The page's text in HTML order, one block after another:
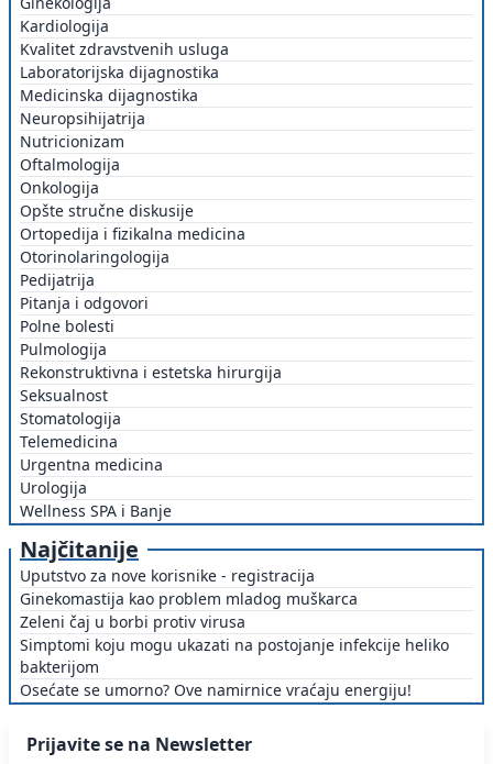
Kardiologija
Kvalitet zdravstvenih usluga
Laboratorijska dijagnostika
Medicinska dijagnostika
Neuropsihijatrija
Nutricionizam
Oftalmologija
Onkologija
Opšte stručne diskusije
Ortopedija i fizikalna medicina
Otorinolaringologija
Pedijatrija
Pitanja i odgovori
Polne bolesti
Pulmologija
Rekonstruktivna i estetska hirurgija
Seksualnost
Stomatologija
Telemedicina
Urgentna medicina
Urologija
Wellness SPA i Banje
Najčitanije
Uputstvo za nove korisnike - registracija
Ginekomastija kao problem mladog muškarca
Zeleni čaj u borbi protiv virusa
Simptomi koju mogu ukazati na postojanje infekcije heliko
bakterijom
Osećate se umorno? Ove namirnice vraćaju energiju!
Prijavite se na Newsletter